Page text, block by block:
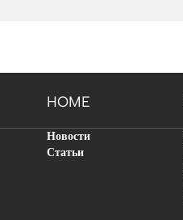
HOME
Новости
Статьи